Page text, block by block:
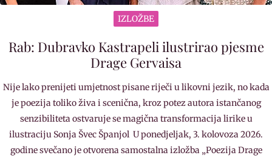
IZLOŽBE
Rab: Dubravko Kastrapeli ilustrirao pjesme
Drage Gervaisa
Nije lako prenijeti umjetnost pisane riječi u likovni jezik, no kada
je poezija toliko živa i scenična, kroz potez autora istančanog
senzibiliteta ostvaruje se magična transformacija lirike u
ilustraciju Sonja Švec Španjol U ponedjeljak, 3. kolovoza 2026.
godine svečano je otvorena samostalna izložba „Poezija Drage